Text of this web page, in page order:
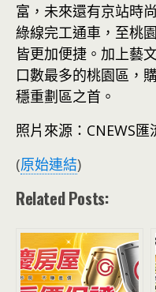
富，未來還有京站時
綠線完工通車，至桃
皆更加便捷。加上藝
口數最多的桃園區，
穩重劃區之首。
照片來源：CNEWS
(原始連結)
Related Posts: